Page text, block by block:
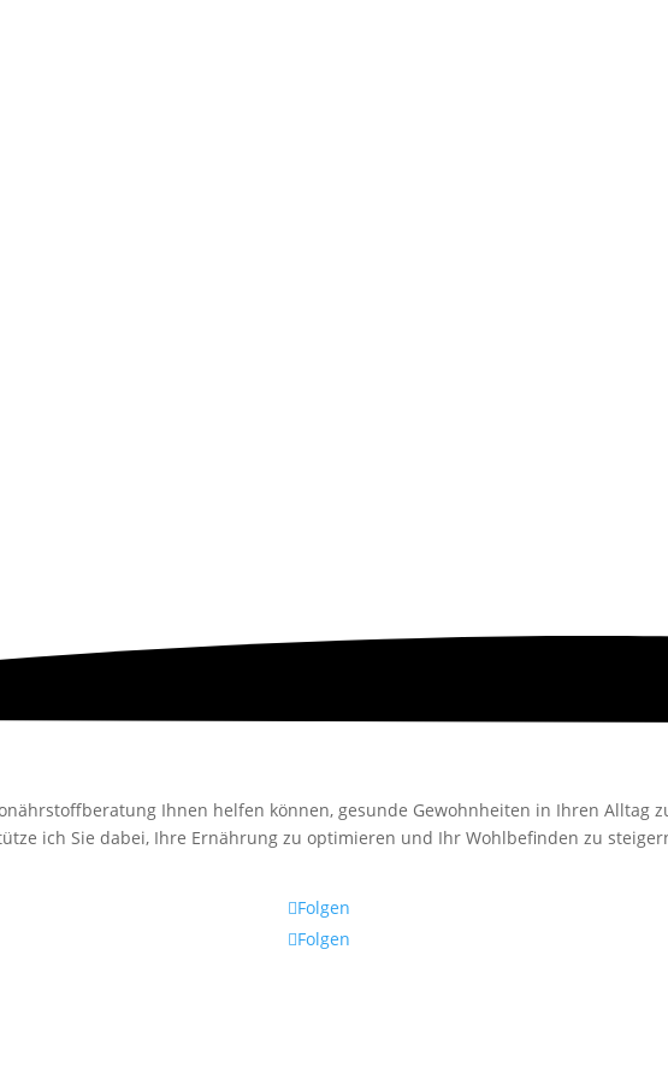
Ihnen helfen können, gesunde Gewohnheiten in Ihren Alltag
ich Sie dabei, Ihre Ernährung zu optimieren und Ihr Wohlbefinden zu
Folgen
Folgen